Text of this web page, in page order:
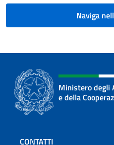
Naviga
Ministero degli
e della
CONTATTI